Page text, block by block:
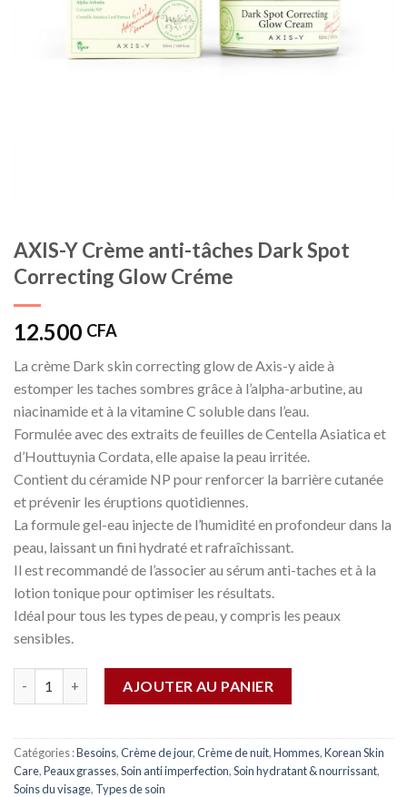
AXIS-Y Crème anti-tâches Dark Spot
Correcting Glow Créme
12.500 CFA
La crème Dark skin correcting glow de Axis-y aide à
estomper les taches sombres grâce à l’alpha-arbutine, au
niacinamide et à la vitamine C soluble dans l’eau.
Formulée avec des extraits de feuilles de Centella Asiatica et
d’Houttuynia Cordata, elle apaise la peau irritée.
Contient du céramide NP pour renforcer la barrière cutanée
et prévenir les éruptions quotidiennes.
La formule gel-eau injecte de l’humidité en profondeur dans la
peau, laissant un fini hydraté et rafraîchissant.
Il est recommandé de l’associer au sérum anti-taches et à la
lotion tonique pour optimiser les résultats.
Idéal pour tous les types de peau, y compris les peaux
sensibles.
AJOUTER AU PANIER
Catégories :Besoins,Crème de jour,Crème de nuit,Hommes,Korean Skin
Care,Peaux grasses,Soin anti imperfection,Soin hydratant & nourrissant,
Soins du visage, Types de soin